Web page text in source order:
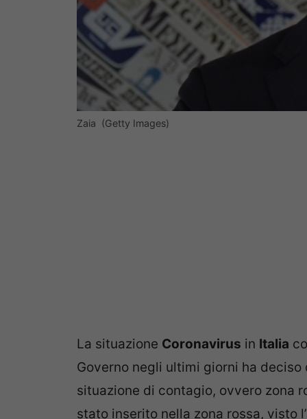
Zaia (Getty Images)
La situazione Coronavirus in Italia
Governo negli ultimi giorni ha
situazione di contagio, ovvero zona
stato inserito nella zona rossa, visto